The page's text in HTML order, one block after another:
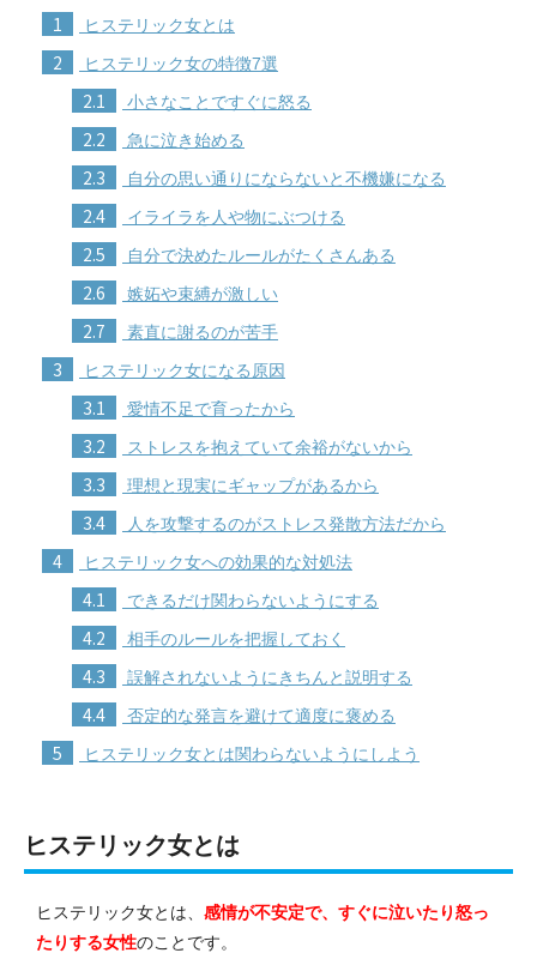
1 ヒステリック女とは
2 ヒステリック女の特徴7選
2.1 小さなことですぐに怒る
2.2 急に泣き始める
2.3 自分の思い通りにならないと不機嫌になる
2.4 イライラを人や物にぶつける
2.5 自分で決めたルールがたくさんある
2.6 嫉妬や束縛が激しい
2.7 素直に謝るのが苦手
3 ヒステリック女になる原因
3.1 愛情不足で育ったから
3.2 ストレスを抱えていて余裕がないから
3.3 理想と現実にギャップがあるから
3.4 人を攻撃するのがストレス発散方法だから
4 ヒステリック女への効果的な対処法
4.1 できるだけ関わらないようにする
4.2 相手のルールを把握しておく
4.3 誤解されないようにきちんと説明する
4.4 否定的な発言を避けて適度に褒める
5 ヒステリック女とは関わらないようにしよう
ヒステリック女とは
ヒステリック女とは、 感情が不安定で、すぐに泣いたり怒っ
たりする女性のことです。